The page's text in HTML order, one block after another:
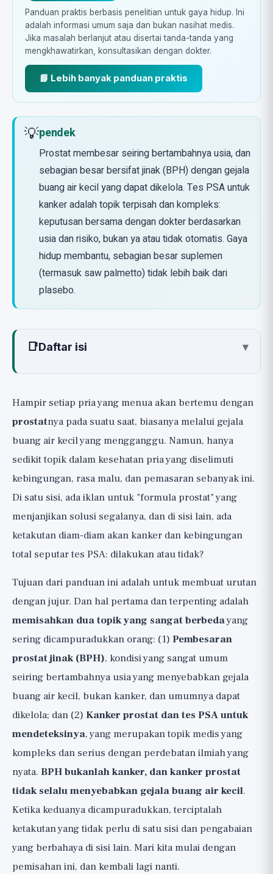
Panduan praktis berbasis penelitian untuk gaya hidup. Ini
adalah informasi umum saja dan bukan nasihat medis.
Jika masalah berlanjut atau disertai tanda-tanda yang
mengkhawatirkan, konsultasikan dengan dokter.
📘 Lebih banyak panduan praktis
💡pendek
Prostat membesar seiring bertambahnya usia, dan
sebagian besar bersifat jinak (BPH) dengan gejala
buang air kecil yang dapat dikelola. Tes PSA untuk
kanker adalah topik terpisah dan kompleks:
keputusan bersama dengan dokter berdasarkan
usia dan risiko, bukan ya atau tidak otomatis. Gaya
hidup membantu, sebagian besar suplemen
(termasuk saw palmetto) tidak lebih baik dari
plasebo.
📑Daftar isi ▾
Gaya Hidup: Apa yang Benar-Benar
Membantu Gejala dan Kesehatan Prostat 🟢
1. Pengaturan Waktu Minum yang Cerdas 🟢
Kandung Kemih 🟢
3. Aktivitas Fisik dan Berat Badan Ideal 🟢
4. "Jangan Berlebihan": Apa yang Tidak Boleh
Berlebihan 🟢
Tes PSA untuk Kanker: Perdebatan
Suplemen Prostat, dengan Kejujuran
Penuh dan Peringkat Bukti 🟡🔴
Perawatan Medis untuk BPH: Keputusan
Dokter Saja
Bendera Merah: Kapan Harus Segera ke
Dokter
Intinya dan Daftar Periksa Praktis
Hampir setiap pria yang menua akan bertemu dengan
prostatnya pada suatu saat, biasanya melalui gejala
buang air kecil yang mengganggu. Namun, hanya
sedikit topik dalam kesehatan pria yang diselimuti
kebingungan, rasa malu, dan pemasaran sebanyak ini.
Di satu sisi, ada iklan untuk "formula prostat" yang
menjanjikan solusi segalanya, dan di sisi lain, ada
ketakutan diam-diam akan kanker dan kebingungan
total seputar tes PSA: dilakukan atau tidak?
Tujuan dari panduan ini adalah untuk membuat urutan
dengan jujur. Dan hal pertama dan terpenting adalah
memisahkan dua topik yang sangat berbedayang
sering dicampuradukkan orang: (1) Pembesaran
prostat jinak (BPH), kondisi yang sangat umum
seiring bertambahnya usia yang menyebabkan gejala
buang air kecil, bukan kanker, dan umumnya dapat
dikelola; dan (2) Kanker prostat dan tes PSA untuk
mendeteksinya, yang merupakan topik medis yang
kompleks dan serius dengan perdebatan ilmiah yang
nyata. BPH bukanlah kanker, dan kanker prostat
tidak selalu menyebabkan gejala buang air kecil.
Ketika keduanya dicampuradukkan, terciptalah
ketakutan yang tidak perlu di satu sisi dan pengabaian
yang berbahaya di sisi lain. Mari kita mulai dengan
pemisahan ini, dan kembali lagi nanti.